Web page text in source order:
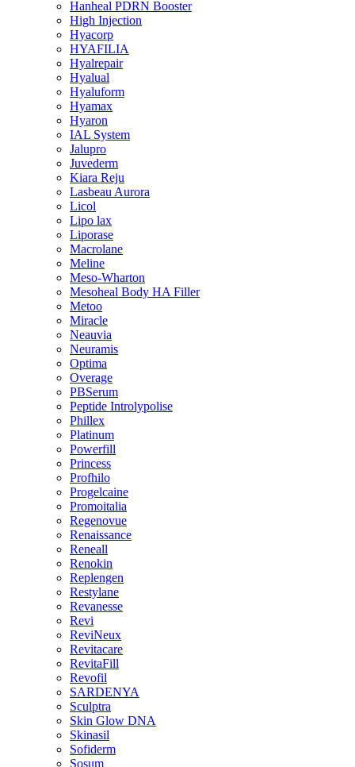
Hanheal PDRN Booster
High Injection
Hyacorp
HYAFILIA
Hyalrepair
Hyalual
Hyaluform
Hyamax
Hyaron
IAL System
Jalupro
Juvederm
Kiara Reju
Lasbeau Aurora
Licol
Lipo lax
Liporase
Macrolane
Meline
Meso-Wharton
Mesoheal Body HA Filler
Metoo
Miracle
Neauvia
Neuramis
Optima
Overage
PBSerum
Peptide Introlypolise
Phillex
Platinum
Powerfill
Princess
Profhilo
Progelcaine
Promoitalia
Regenovue
Renaissance
Reneall
Renokin
Replengen
Restylane
Revanesse
Revi
ReviNeux
Revitacare
RevitaFill
Revofil
SARDENYA
Sculptra
Skin Glow DNA
Skinasil
Sofiderm
Sosum